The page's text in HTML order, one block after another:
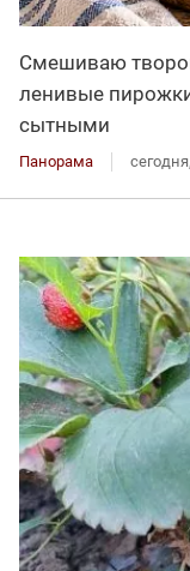
Смешиваю
ленивые
сытными
Панорама